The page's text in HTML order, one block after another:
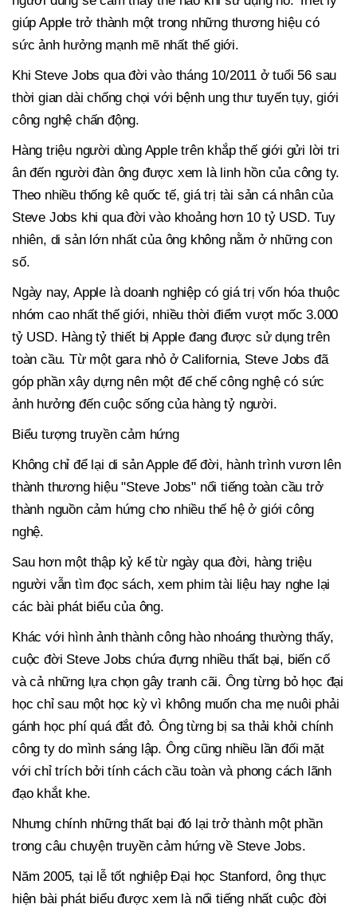
giúp Apple trở thành một trong những thương hiệu có
sức ảnh hưởng mạnh mẽ nhất thế giới.
Khi Steve Jobs qua đời vào tháng 10/2011 ở tuổi 56 sau
thời gian dài chống chọi với bệnh ung thư tuyến tụy, giới
công nghệ chấn động.
Hàng triệu người dùng Apple trên khắp thế giới gửi lời tri
ân đến người đàn ông được xem là linh hồn của công ty.
Theo nhiều thống kê quốc tế, giá trị tài sản cá nhân của
Steve Jobs khi qua đời vào khoảng hơn 10 tỷ USD. Tuy
nhiên, di sản lớn nhất của ông không nằm ở những con
số.
Ngày nay, Apple là doanh nghiệp có giá trị vốn hóa thuộc
nhóm cao nhất thế giới, nhiều thời điểm vượt mốc 3.000
tỷ USD. Hàng tỷ thiết bị Apple đang được sử dụng trên
toàn cầu. Từ một gara nhỏ ở California, Steve Jobs đã
góp phần xây dựng nên một đế chế công nghệ có sức
ảnh hưởng đến cuộc sống của hàng tỷ người.
Biểu tượng truyền cảm hứng
Không chỉ để lại di sản Apple để đời, hành trình vươn lên
thành thương hiệu "Steve Jobs" nổi tiếng toàn cầu trở
thành nguồn cảm hứng cho nhiều thế hệ ở giới công
nghệ.
Sau hơn một thập kỷ kể từ ngày qua đời, hàng triệu
người vẫn tìm đọc sách, xem phim tài liệu hay nghe lại
các bài phát biểu của ông.
Khác với hình ảnh thành công hào nhoáng thường thấy,
cuộc đời Steve Jobs chứa đựng nhiều thất bại, biến cố
và cả những lựa chọn gây tranh cãi. Ông từng bỏ học đại
học chỉ sau một học kỳ vì không muốn cha mẹ nuôi phải
gánh học phí quá đắt đỏ. Ông từng bị sa thải khỏi chính
công ty do mình sáng lập. Ông cũng nhiều lần đối mặt
với chỉ trích bởi tính cách cầu toàn và phong cách lãnh
đạo khắt khe.
Nhưng chính những thất bại đó lại trở thành một phần
trong câu chuyện truyền cảm hứng về Steve Jobs.
Năm 2005, tại lễ tốt nghiệp Đại học Stanford, ông thực
hiện bài phát biểu được xem là nổi tiếng nhất cuộc đời